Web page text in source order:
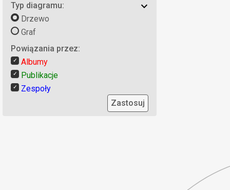
Typ diagramu:
Drzewo
Graf
Powiązania przez:
Albumy
Publikacje
Zespoły
Zastosuj